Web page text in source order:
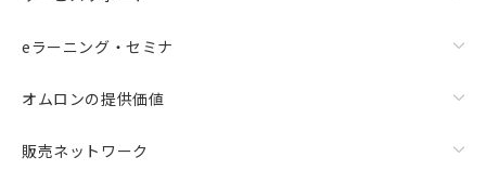
eラーニング・セミナ
オムロンの提供価値
販売ネットワーク